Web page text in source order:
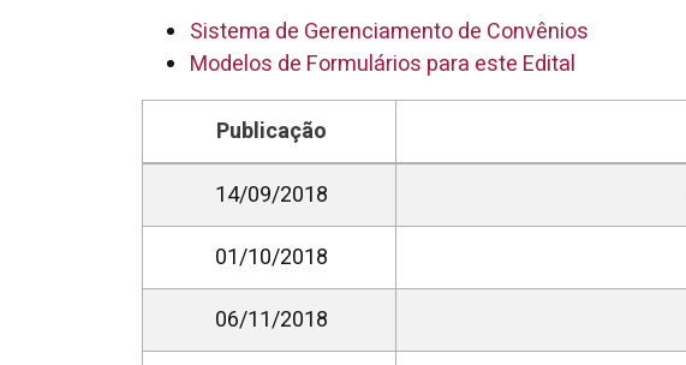
Sistema de Gerenciamento de Convênios
Modelos de Formulários para este Edital
Publicação
14/09/2018
01/10/2018
06/11/2018